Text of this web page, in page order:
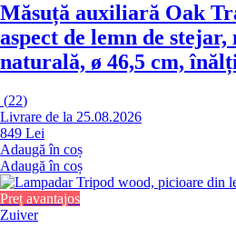
Măsuță auxiliară Oak
aspect de lemn de
naturală, ø 46,5 cm,
(22)
Livrare de la 25.08.2026
849 Lei
Adaugă în coș
Adaugă în coș
Preț avantajos
Zuiver